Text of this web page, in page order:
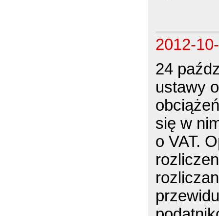
2012-
24
ustawy
się w
o VAT.